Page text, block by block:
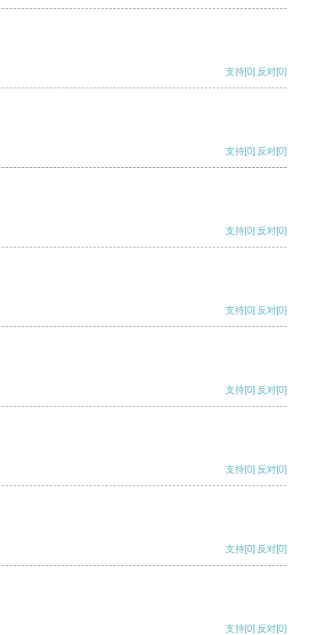
支持[0] 反对[0]
支持[0] 反对[0]
支持[0] 反对[0]
支持[0] 反对[0]
支持[0] 反对[0]
支持[0] 反对[0]
支持[0] 反对[0]
支持[0] 反对[0]